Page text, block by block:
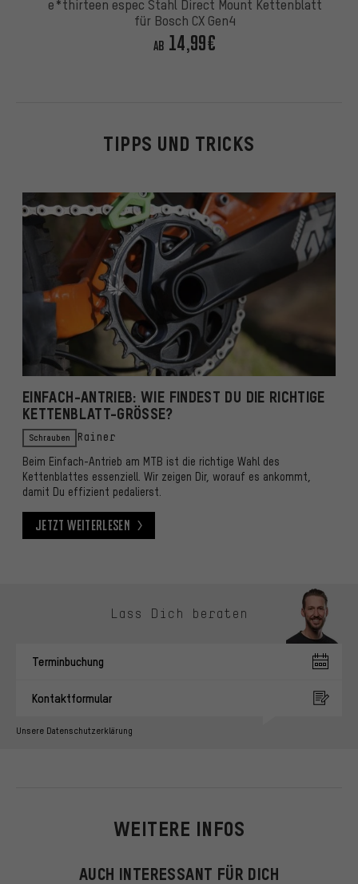
e*thirteen espec Stahl Direct Mount Kettenblatt
für Bosch CX Gen4
AB 14,99€
TIPPS UND TRICKS
EINFACH-ANTRIEB: WIE FINDEST DU DIE RICHTIGE
KETTENBLATT-GRÖSSE?
Schrauben Rainer
Beim Einfach-Antrieb am MTB ist die richtige Wahl des
Kettenblattes essenziell. Wir zeigen Dir, worauf es ankommt,
damit Du effizient pedalierst.
Jetzt weiterlesen
Lass Dich beraten
Terminbuchung
Kontaktformular
Unsere Datenschutzerklärung
WEITERE INFOS
AUCH INTERESSANT FÜR DICH